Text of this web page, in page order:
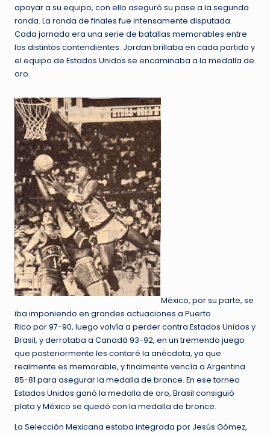
apoyar a su equipo, con ello aseguró su pase a la segunda
ronda. La ronda de finales fue intensamente disputada.
Cada jornada era una serie de batallas memorables entre
los distintos contendientes. Jordan brillaba en cada partido y
el equipo de Estados Unidos se encaminaba a la medalla de
oro.
México, por su parte, se
iba imponiendo en grandes actuaciones a Puerto
Rico por 97-90, luego volvía a perder contra Estados Unidos y
Brasil, y derrotaba a Canadá 93-92, en un tremendo juego
que posteriormente les contaré la anécdota, ya que
realmente es memorable, y finalmente vencía a Argentina
85-81 para asegurar la medalla de bronce. En ese torneo
Estados Unidos ganó la medalla de oro, Brasil consiguió
plata y México se quedó con la medalla de bronce.
La Selección Mexicana estaba integrada por Jesús Gómez,